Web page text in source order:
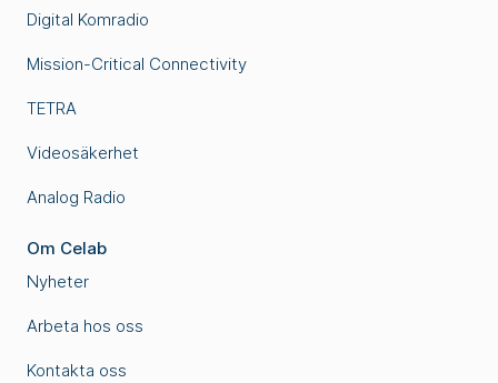
Digital Komradio
Mission-Critical Connectivity
TETRA
Videosäkerhet
Analog Radio
Om Celab
Nyheter
Arbeta hos oss
Kontakta oss